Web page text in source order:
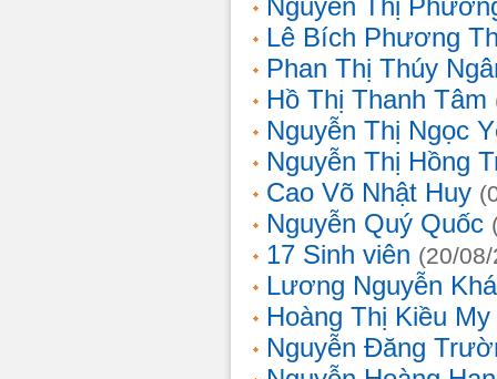
Nguyễn Thị
Lê Bích Phương
Phan Thị Thúy
Hồ Thị Thanh Tâm
Nguyễn Thị Ngọc
Nguyễn Thị Hồng
Cao Võ Nhật Huy
Nguyễn Quý Quốc
17 Sinh viên (20/
Lương Nguyễn
Hoàng Thị Kiều My
Nguyễn Đăng